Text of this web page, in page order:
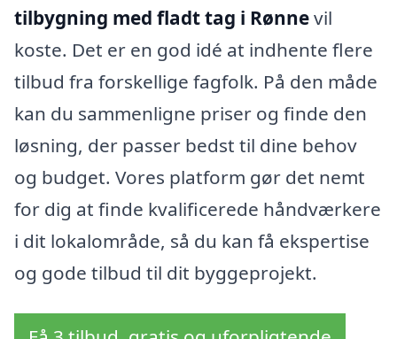
tilbygning med fladt tag i Rønnevil
koste. Det er en god idé at indhente flere
tilbud fra forskellige fagfolk. På den måde
kan du sammenligne priser og finde den
løsning, der passer bedst til dine behov
og budget. Vores platform gør det nemt
for dig at finde kvalificerede håndværkere
i dit lokalområde, så du kan få ekspertise
og gode tilbud til dit byggeprojekt.